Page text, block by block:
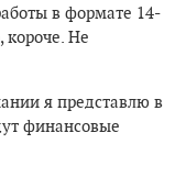
в формате 14-
короче. Не
я представлю в
финансовые